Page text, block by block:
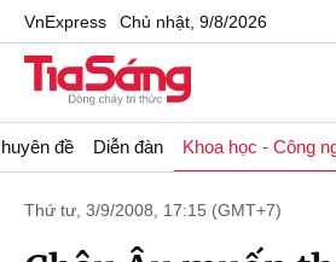
VnExpress Chủ nhật, 9/8/2026
đề Diễn đàn Khoa học - Công
Thứ tư, 3/9/2008, 17:15 (GMT+7)